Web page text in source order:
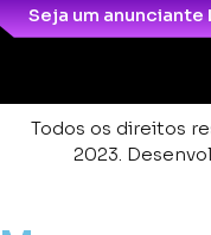
Seja um anunciante
Todos os direitos
2023.